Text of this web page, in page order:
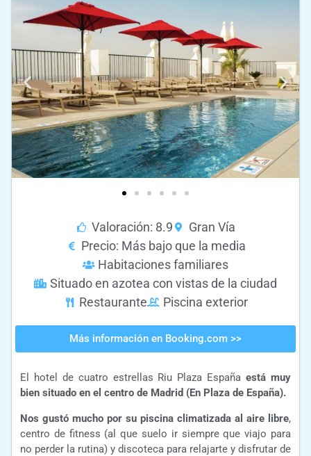
Valoración: 8.9
Gran Vía
Precio: Más bajo que la media
Habitaciones familiares
Situado en azotea con vistas de la ciudad
Restaurante
Piscina exterior
Más información en Booking.com >>
El hotel de cuatro estrellas Riu Plaza España está muy
bien situado en el centro de Madrid (En Plaza de España).
Nos gustó mucho por su piscina climatizada al aire libre,
centro de fitness (al que suelo ir siempre que viajo para
no perder la rutina) y discoteca para relajarte y disfrutar de